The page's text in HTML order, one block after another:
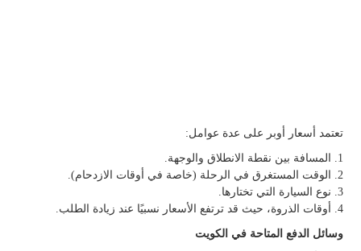
تعتمد أسعار أوبر على عدة عوامل:
1. المسافة بين نقطة الانطلاق والوجهة.
2. الوقت المستغرق في الرحلة (خاصة في أوقات الازدحام).
3. نوع السيارة التي تختارها.
4. أوقات الذروة، حيث قد ترتفع الأسعار نسبيًا عند زيادة الطلب.
وسائل الدفع المتاحة في الكويت